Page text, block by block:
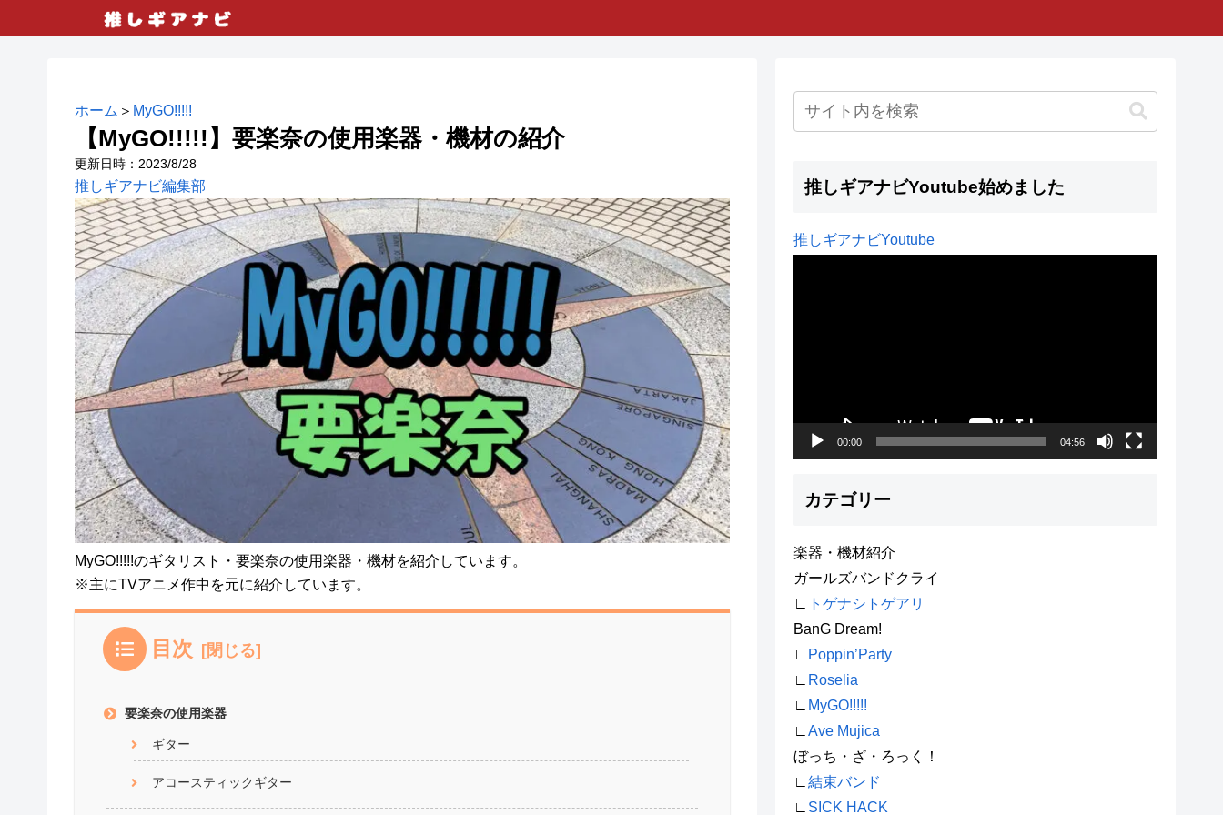
ホーム ＞ MyGO!!!!!
【MyGO!!!!!】要楽奈の使用楽器・機材の紹介
2023/8/28
推しギアナビ編集部
MyGO!!!!!のギタリスト・要楽奈の使用楽器・機材を紹介しています。
※主にTVアニメ作中を元に紹介しています。
目次
要楽奈の使用楽器
ギター
アコースティックギター
推しギアナビYoutube始めました
推しギアナビYoutube
00:00 04:56
カテゴリー
楽器・機材紹介
ガールズバンドクライ
∟
トゲナシトゲアリ
BanG Dream!
∟
Poppin’Party
∟
Roselia
∟
MyGO!!!!!
∟ Ave Mujica
ぼっち・ざ・ろっく！
∟ 結束バンド
∟ SICK HACK